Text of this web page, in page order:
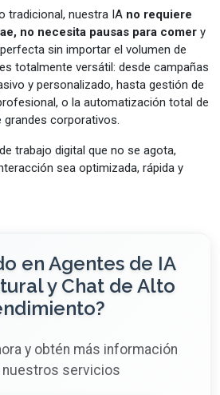
tradicional, nuestra IA no requiere
no necesita pausas para comer y
sin importar el volumen de
totalmente versátil: desde campañas
y personalizado, hasta gestión de
o la automatización total de
grandes corporativos.
trabajo digital que no se agota,
sea optimizada, rápida y
en Agentes de IA
y Chat de Alto
y obtén más información
nuestros servicios